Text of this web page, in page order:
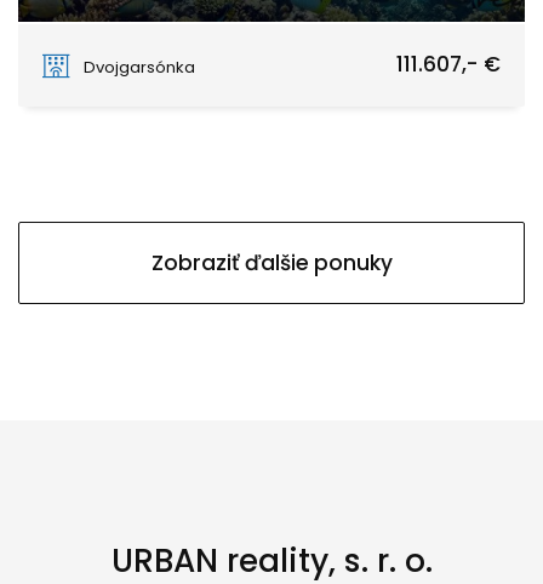
Dvojgarsónka
111.607,- €
Zobraziť ďalšie ponuky
URBAN reality, s. r. o.